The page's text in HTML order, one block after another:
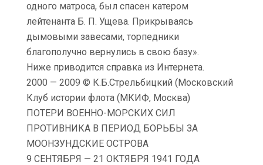
одного матроса, был спасен катером
лейтенанта Б. П. Ущева. Прикрываясь
дымовыми завесами, торпедники
благополучно вернулись в свою базу».
Ниже приводится справка из Интернета.
2000 — 2009 © К.Б.Стрельбицкий (Московский
Клуб истории флота (МКИФ, Москва)
ПОТЕРИ ВОЕННО-МОРСКИХ СИЛ
ПРОТИВНИКА В ПЕРИОД БОРЬБЫ ЗА
МООНЗУНДСКИЕ ОСТРОВА
9 СЕНТЯБРЯ — 21 ОКТЯБРЯ 1941 ГОДА